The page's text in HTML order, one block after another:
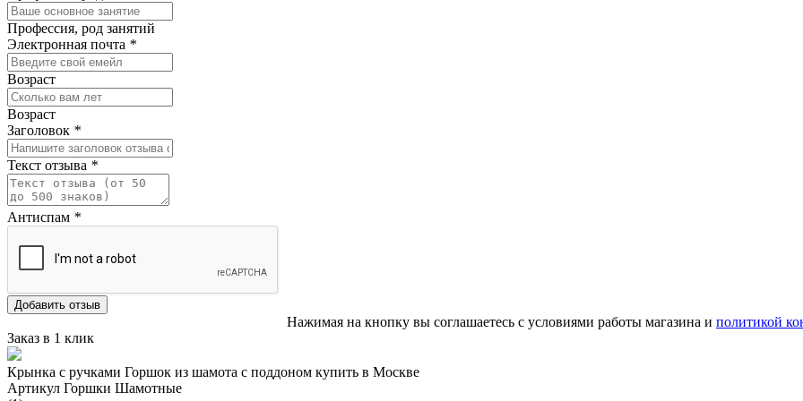
Профессия, род занятий
Электронная почта *
Возраст
Возраст
Заголовок *
Текст отзыва *
Антиспам *
Добавить отзыв
Нажимая на кнопку вы соглашаетесь с условиями работы магазина и политикой
Заказ в 1 клик
Крынка с ручками Горшок из шамота с поддоном купить в Москве
Артикул Горшки Шамотные